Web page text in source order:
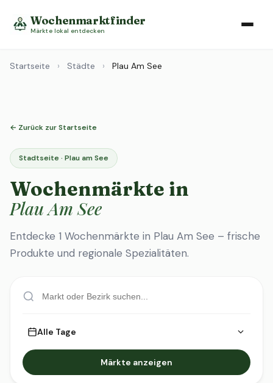
Wochenmarktfinder
Märkte lokal entdecken
Startseite › Städte › Plau Am See
← Zurück zur Startseite
Stadtseite · Plau am See
Wochenmärkte in
Plau Am See
Entdecke 1 Wochenmärkte in Plau Am See – frische
Produkte und regionale Spezialitäten.
Alle Tage
Märkte anzeigen